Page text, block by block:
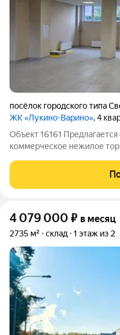
посёлок городского типа
ЖК «Лукино-Варино», 4
Объект 16161
коммерческое нежилое
область, Щёлковский г. о.,
Заречная, д. 10 пом 1
4 079 000 ₽ в месяц
2735 м² склад 1 этаж из 2